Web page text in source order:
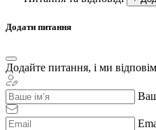
Додати питання
Додайте питання, і ми